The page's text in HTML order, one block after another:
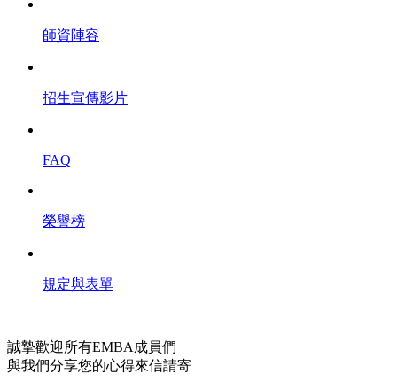
師資陣容
招生宣傳影片
FAQ
榮譽榜
規定與表單
誠摯歡迎所有EMBA成員們
與我們分享您的心得來信請寄